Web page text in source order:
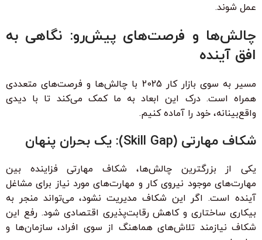
عمل شوند.
چالش‌ها و فرصت‌های پیش‌رو: نگاهی به
افق آینده
مسیر به سوی بازار کار 2025 با چالش‌ها و فرصت‌های متعددی
همراه است. درک این ابعاد به ما کمک می‌کند تا با دیدی
واقع‌بینانه، خود را آماده کنیم.
شکاف مهارتی (Skill Gap): یک بحران پنهان
یکی از بزرگترین چالش‌ها، شکاف مهارتی فزاینده بین
مهارت‌های موجود نیروی کار و مهارت‌های مورد نیاز برای مشاغل
آینده است. اگر این شکاف مدیریت نشود، می‌تواند منجر به
بیکاری ساختاری و کاهش رقابت‌پذیری اقتصادی شود. رفع این
شکاف نیازمند تلاش‌های هماهنگ از سوی افراد، سازمان‌ها و